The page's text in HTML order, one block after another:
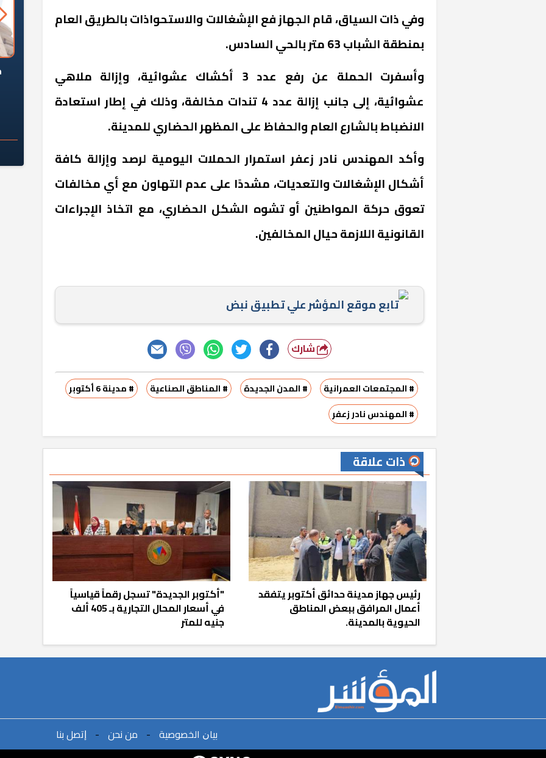
وفي ذات السياق، قام الجهاز فع الإشغالات والاستحواذات بالطريق العام
بمنطقة الشباب 63 متر بالحي السادس
.
وأسفرت الحملة عن رفع عدد 3 أكشاك عشوائية، وإزالة ملاهي
عشوائية، إلى جانب إزالة عدد 4 تندات مخالفة، وذلك في إطار استعادة
الانضباط بالشارع العام والحفاظ على المظهر الحضاري للمدينة.
وأكد المهندس نادر زعفر استمرار الحملات اليومية لرصد وإزالة كافة
أشكال الإشغالات والتعديات، مشددًا على عدم التهاون مع أي مخالفات
تعوق حركة المواطنين أو تشوه الشكل الحضاري، مع اتخاذ الإجراءات
القانونية اللازمة حيال المخالفين.
تابع موقع المؤشر علي تطبيق نبض
شارك
# المجتمعات العمرانية # المدن الجديدة # المناطق الصناعية
# مدينة 6 أكتوبر
# المهندس نادر زعفر
ذات علاقة
رئيس جهاز مدينة حدائق أكتوبر يتفقد
أعمال المرافق ببعض المناطق
الحيوية بالمدينة.
"أكتوبر الجديدة" تسجل رقماً قياسياً
في أسعار المحال التجارية بـ 405 ألف
جنيه للمتر
«المؤشر» يطرح السؤال الصعب: هل
كان اختيار خريج معهد العاشر من
رمضان وزيرًا للإسكان قرارًا صائبًا؟
لماذا تخالف الشركات العقارية
تعليمات الرئيس السيسي؟
ﺑﻴﺎﻥ اﻟﺨﺼﻮﺻﻴﺔ - ﻣﻦ ﻧﺤﻦ - ﺇﺗﺼﻞ ﺑﻨﺎ